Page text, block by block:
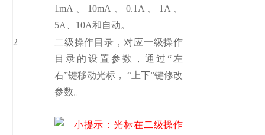
1mA、10mA、0.1A、1A、
5A、10A和自动。
2
二级操作目录，对应一级操作
目录的设置参数，通过“左
右”键移动光标， “上下”键修改
参数。
小提示：光标在二级操作